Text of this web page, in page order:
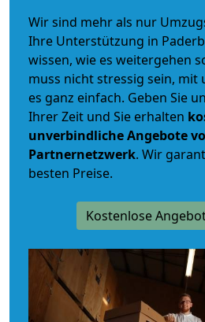
Wir sind mehr als nur
Ihre Unterstützung in
wissen, wie es weitergehen
muss nicht stressig sein, mit
es ganz einfach. Geben Sie
Ihrer Zeit und Sie erhalten
unverbindlicheAngebote
Partnernetzwerk. Wir
besten Preise.
Kostenlose